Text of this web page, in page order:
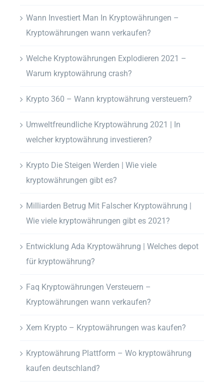
Wann Investiert Man In Kryptowährungen –
Kryptowährungen wann verkaufen?
Welche Kryptowährungen Explodieren 2021 –
Warum kryptowährung crash?
Krypto 360 – Wann kryptowährung versteuern?
Umweltfreundliche Kryptowährung 2021 | In
welcher kryptowährung investieren?
Krypto Die Steigen Werden | Wie viele
kryptowährungen gibt es?
Milliarden Betrug Mit Falscher Kryptowährung |
Wie viele kryptowährungen gibt es 2021?
Entwicklung Ada Kryptowährung | Welches depot
für kryptowährung?
Faq Kryptowährungen Versteuern –
Kryptowährungen wann verkaufen?
Xem Krypto – Kryptowährungen was kaufen?
Kryptowährung Plattform – Wo kryptowährung
kaufen deutschland?